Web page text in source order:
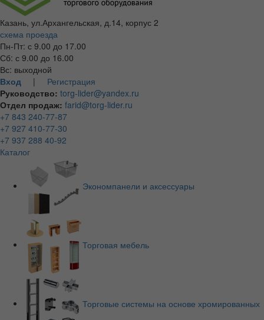
Казань, ул.Архангельская, д.14, корпус 2
схема проезда
Пн-Пт: с 9.00 до 17.00
Сб: с 9.00 до 16.00
Вс: выходной
Вход | Регистрация
Руководство: torg-lider@yandex.ru
Отдел продаж: farid@torg-lider.ru
+7 843 240-77-87
+7 927 410-77-30
+7 937 288 40-92
Каталог
Экономпанели и аксессуары
Торговая мебель
Торговые системы на основе хромированных